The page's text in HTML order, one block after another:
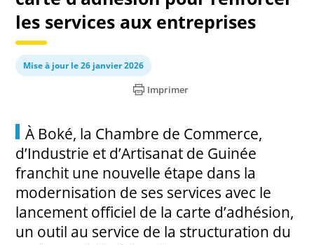
les services aux entreprises
Mise à jour le 26 janvier 2026
Imprimer
À Boké, la Chambre de Commerce,
d’Industrie et d’Artisanat de Guinée
franchit une nouvelle étape dans la
modernisation de ses services avec le
lancement officiel de la carte d’adhésion,
un outil au service de la structuration du